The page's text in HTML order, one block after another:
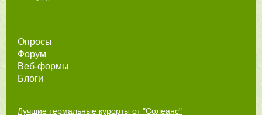
Опросы
Форум
Веб-формы
Блоги
Лучшие термальные курорты от "Солеанс"